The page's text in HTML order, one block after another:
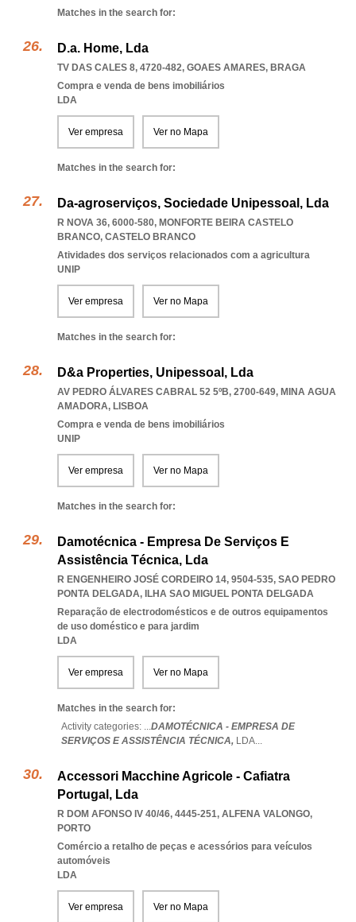
Matches in the search for:
D.a. Home, Lda
TV DAS CALES 8, 4720-482, GOAES AMARES, BRAGA
Compra e venda de bens imobiliários
LDA
Ver empresa Ver no Mapa
Matches in the search for:
Da-agroserviços, Sociedade Unipessoal, Lda
R NOVA 36, 6000-580, MONFORTE BEIRA CASTELO
BRANCO, CASTELO BRANCO
Atividades dos serviços relacionados com a agricultura
UNIP
Ver empresa Ver no Mapa
Matches in the search for:
D&a Properties, Unipessoal, Lda
AV PEDRO ÁLVARES CABRAL 52 5ºB, 2700-649, MINA AGUA
AMADORA, LISBOA
Compra e venda de bens imobiliários
UNIP
Ver empresa Ver no Mapa
Matches in the search for:
Damotécnica - Empresa De Serviços E
Assistência Técnica, Lda
R ENGENHEIRO JOSÉ CORDEIRO 14, 9504-535, SAO PEDRO
PONTA DELGADA, ILHA SAO MIGUEL PONTA DELGADA
Reparação de electrodomésticos e de outros equipamentos
de uso doméstico e para jardim
LDA
Ver empresa Ver no Mapa
Matches in the search for:
Activity categories: ...DAMOTÉCNICA - EMPRESA DE
SERVIÇOS E ASSISTÊNCIA TÉCNICA, LDA...
Accessori Macchine Agricole - Cafiatra
Portugal, Lda
R DOM AFONSO IV 40/46, 4445-251, ALFENA VALONGO,
PORTO
Comércio a retalho de peças e acessórios para veículos
automóveis
LDA
Ver empresa Ver no Mapa